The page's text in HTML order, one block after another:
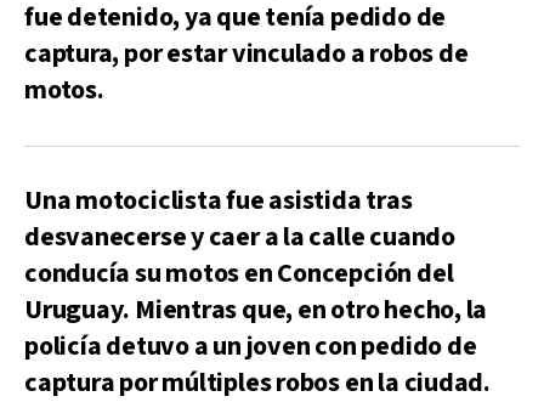
fue detenido, ya que tenía pedido de
captura, por estar vinculado a robos de
motos.
Una motociclista fue asistida tras
desvanecerse y caer a la calle cuando
conducía su motos en Concepción del
Uruguay. Mientras que, en otro hecho, la
policía detuvo a un joven con pedido de
captura por múltiples robos en la ciudad.